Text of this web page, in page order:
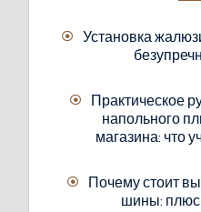
Установка
Практическое
напольного
магазина: что
Почему стоит
шины: